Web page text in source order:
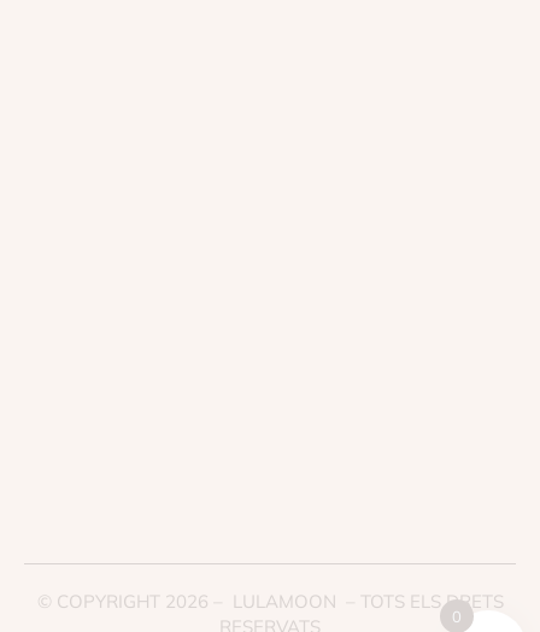
© COPYRIGHT 2026 – LULAMOON – TOTS ELS DRETS
RESERVATS
0